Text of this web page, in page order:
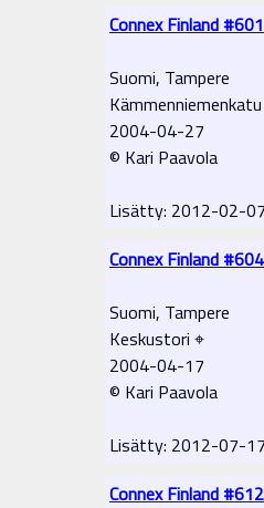
Connex Finland #601
Suomi, Tampere
2004-04-27
© Kari Paavola
Lisätty: 2012-02-
Connex Finland #604
Suomi, Tampere
Keskustori ⌖
2004-04-17
© Kari Paavola
Lisätty: 2012-07-
Connex Finland #612